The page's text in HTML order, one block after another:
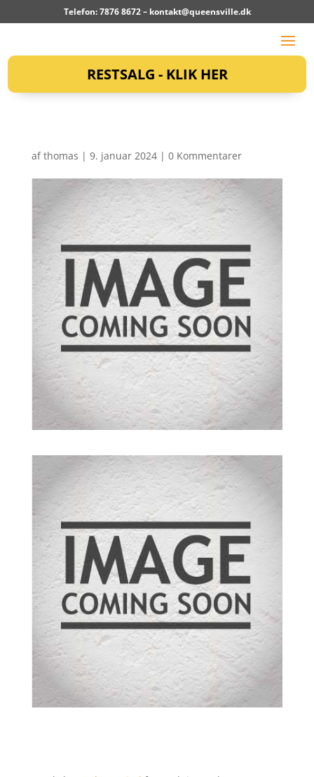
Telefon: 7876 8672 – kontakt@queensville.dk
RESTSALG - KLIK HER
afthomas | 9. januar 2024| 0 Kommentarer